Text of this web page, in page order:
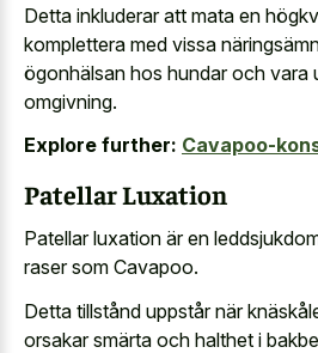
Detta inkluderar att mata en
komplettera med vissa
ögonhälsan hos hundar och vara
omgivning.
Explore further: Cavapoo-
Patellar Luxation
Patellar luxation är en
raser som Cavapoo.
Detta tillstånd uppstår när
orsakar smärta och halthet i